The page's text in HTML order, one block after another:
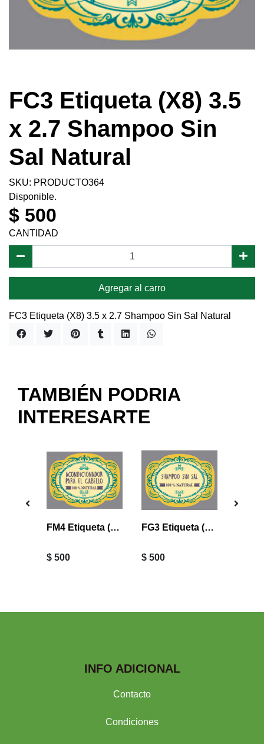
FC3 Etiqueta (X8) 3.5
x 2.7 Shampoo Sin
Sal Natural
SKU: PRODUCTO364
Disponible.
$ 500
CANTIDAD
Agregar al carro
FC3 Etiqueta (X8) 3.5 x 2.7 Shampoo Sin Sal Natural
TAMBIÉN PODRIA
INTERESARTE
FM4 Etiqueta (X6) 5.0 x 3.8 Acondicionador Para el Cabello Natural
$ 500
FG3 Etiqueta (X4) 6.1 x 4.7 Shampoo Sin Sal Natural
$ 500
INFO ADICIONAL
Contacto
Condiciones